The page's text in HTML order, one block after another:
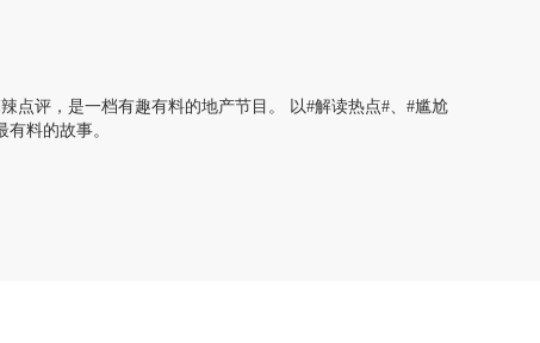
点评，是一档有趣有料的地产节目。 以#解读热点#、#尴尬
料的故事。